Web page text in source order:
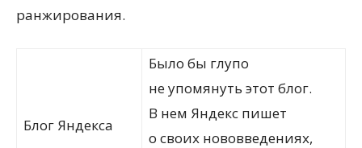
ранжирования.
Блог Яндекса
Было бы глупо
не упомянуть этот блог.
В нем Яндекс пишет
о своих нововведениях,